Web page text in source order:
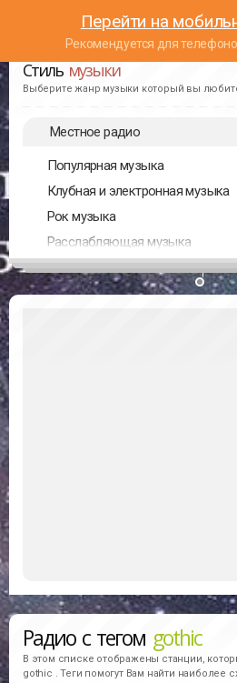
Перейти на
Рекомендуется для
Стиль музыки
Выберите жанр музыки который вы
Местное радио
Популярная музыка
Клубная и электронная музыка
Рок музыка
Расслабляющая музыка
Радио с тегом gothic
В этом списке отображены станции,
gothic . Теги помогут Вам найти наиболее